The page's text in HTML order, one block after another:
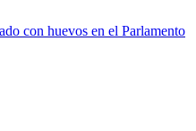
con huevos en el Parlamento